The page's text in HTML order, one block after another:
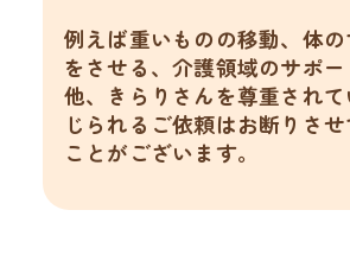
例えば重いものの移動、体
をさせる、介護領域のサポ
他、きらりさんを尊重され
じられるご依頼はお断りさせ
ことがございます。